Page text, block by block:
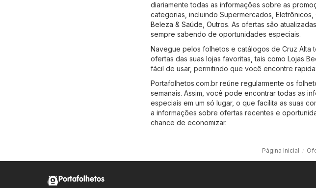
diariamente todas as informações sobre as
categorias, incluindo Supermercados Eletrônicos
Beleza & Saúde Outros. As ofertas são
sempre sabendo de oportunidades especiais.
Navegue pelos folhetos e catálogos de Cruz Alta
ofertas das suas lojas favoritas, tais como Lojas
fácil de usar, permitindo que você encontre
Portafolhetos.com.br reúne regularmente os
semanais. Assim, você pode encontrar todas as
especiais em um só lugar, o que facilita as suas
a informações sobre ofertas recentes e
chance de economizar.
Página Inicial
Portafolhetos